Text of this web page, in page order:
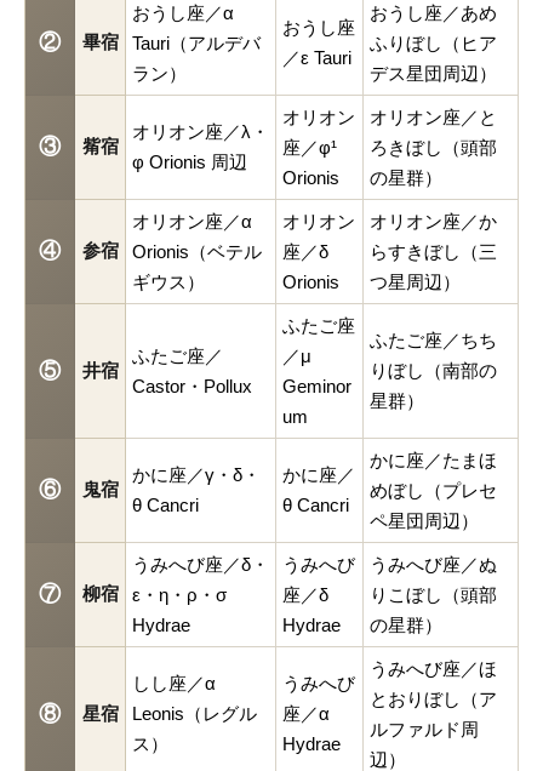
② 畢宿
おうし座／α
Tauri（アルデバ
ラン）
おうし座
／ε Tauri
おうし座／あめ
ふりぼし（ヒア
デス星団周辺）
③ 觜宿
オリオン座／λ・
φ Orionis 周辺
オリオン
座／φ¹
Orionis
オリオン座／と
ろきぼし（頭部
の星群）
④ 参宿
オリオン座／α
Orionis（ベテル
ギウス）
オリオン
座／δ
Orionis
オリオン座／か
らすきぼし（三
つ星周辺）
⑤ 井宿
ふたご座／
Castor・Pollux
ふたご座
／μ
Geminor
um
ふたご座／ちち
りぼし（南部の
星群）
⑥ 鬼宿
かに座／γ・δ・
θ Cancri
かに座／
θ Cancri
かに座／たまほ
めぼし（プレセ
ペ星団周辺）
⑦ 柳宿
うみへび座／δ・
ε・η・ρ・σ
Hydrae
うみへび
座／δ
Hydrae
うみへび座／ぬ
りこぼし（頭部
の星群）
⑧ 星宿
しし座／α
Leonis（レグル
ス）
うみへび
座／α
Hydrae
うみへび座／ほ
とおりぼし（ア
ルファルド周
辺）